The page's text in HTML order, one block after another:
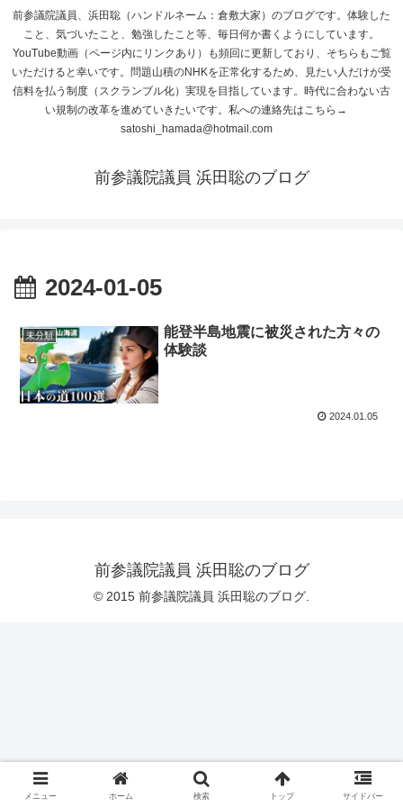
前参議院議員、浜田聡（ハンドルネーム：倉敷大家）のブログです。体験した
こと、気づいたこと、勉強したこと等、毎日何か書くようにしています。
YouTube動画（ページ内にリンクあり）も頻回に更新しており、そちらもご覧
いただけると幸いです。問題山積のNHKを正常化するため、見たい人だけが受
信料を払う制度（スクランブル化）実現を目指しています。時代に合わない古
い規制の改革を進めていきたいです。私への連絡先はこちら→
satoshi_hamada@hotmail.com
前参議院議員 浜田聡のブログ
2024-01-05
未分類
能登半島地震に被災された方々の
体験談
2024.01.05
前参議院議員 浜田聡のブログ
© 2015 前参議院議員 浜田聡のブログ.
メニュー ホーム 検索 トップ サイドバー